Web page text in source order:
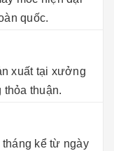
quốc.
xuất tại xưởng
thỏa thuận.
kể từ ngày